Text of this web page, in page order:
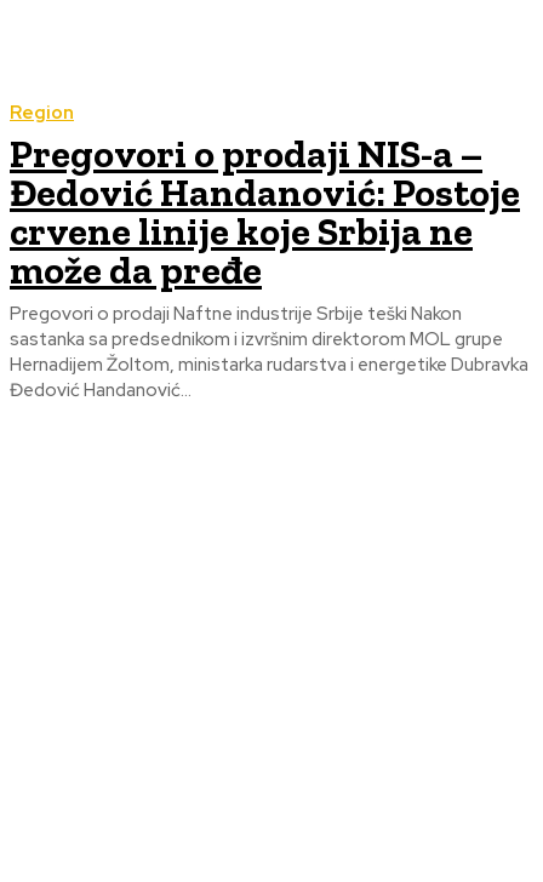
Region
Pregovori o prodaji NIS-a –
Đedović Handanović: Postoje
crvene linije koje Srbija ne
može da pređe
Pregovori o prodaji Naftne industrije Srbije teški Nakon
sastanka sa predsednikom i izvršnim direktorom MOL grupe
Hernadijem Žoltom, ministarka rudarstva i energetike Dubravka
Đedović Handanović...